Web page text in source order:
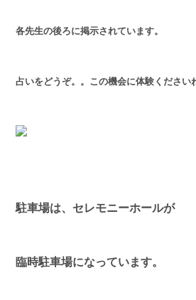
各先生の後ろに掲示されています。
占いをどうぞ。。この機会に体験ください
駐車場は、セレモニーホールが
臨時駐車場になっています。